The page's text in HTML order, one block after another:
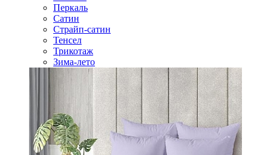
Перкаль
Сатин
Страйп-сатин
Тенсел
Трикотаж
Зима-лето